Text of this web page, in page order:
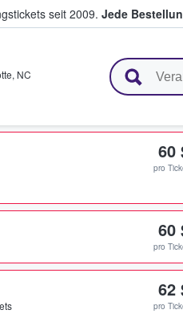
seit 2009. Jede
& verkaufen
, NC
60
pro
60
pro
62
pro